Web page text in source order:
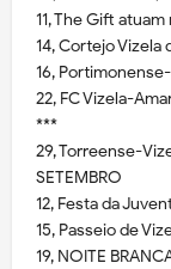
11, The Gift
14, Cortejo Vizela
16,
22, FC Vizela-
***
29, Torreense-
SETEMBRO
12, Festa da
15, Passeio de
19, NOITE